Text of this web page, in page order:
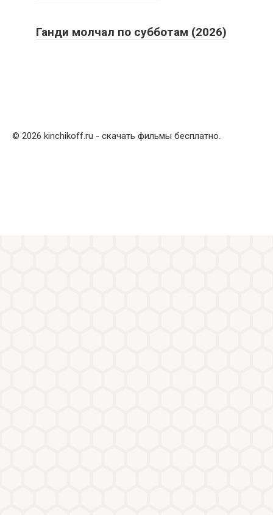
Ганди молчал по субботам (2026)
© 2026 kinchikoff.ru - скачать фильмы бесплатно.